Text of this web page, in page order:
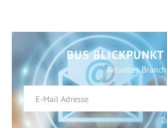
BUS BLICKPUNKT
Aktuelles